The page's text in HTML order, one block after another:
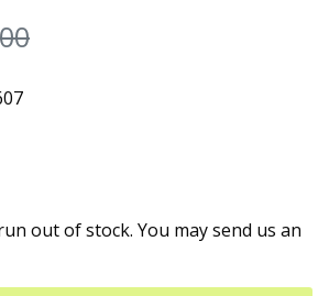
out of stock. You may send us an